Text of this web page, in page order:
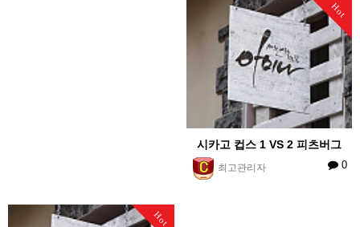
Hot
시카고 컵스 1 VS 2 피츠버그
최고관리자 0
Hot